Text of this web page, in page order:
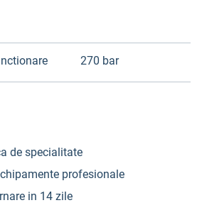
270 bar
de specialitate
profesionale
in 14 zile